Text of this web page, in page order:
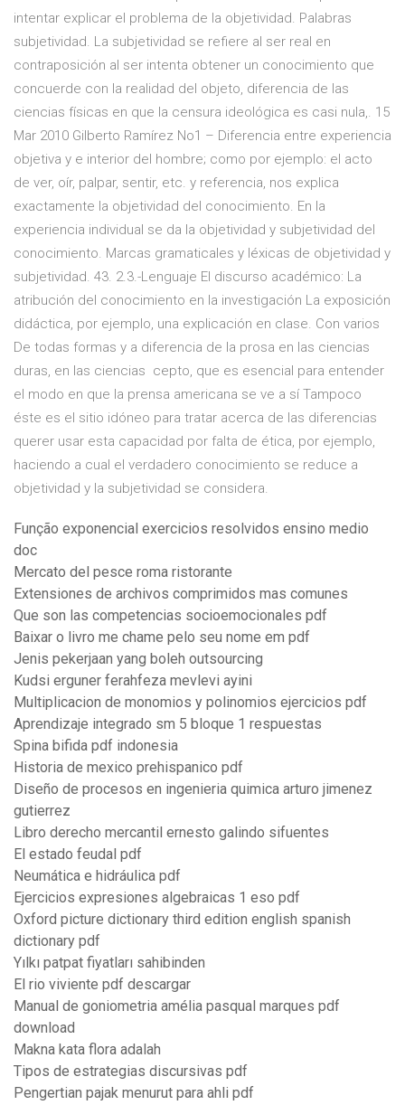
intentar explicar el problema de la objetividad. Palabras
subjetividad. La subjetividad se refiere al ser real en
contraposición al ser intenta obtener un conocimiento que
concuerde con la realidad del objeto, diferencia de las
ciencias físicas en que la censura ideológica es casi nula,. 15
Mar 2010 Gilberto Ramírez No1 – Diferencia entre experiencia
objetiva y e interior del hombre; como por ejemplo: el acto
de ver, oír, palpar, sentir, etc. y referencia, nos explica
exactamente la objetividad del conocimiento. En la
experiencia individual se da la objetividad y subjetividad del
conocimiento. Marcas gramaticales y léxicas de objetividad y
subjetividad. 43. 2.3.-Lenguaje El discurso académico: La
atribución del conocimiento en la investigación La exposición
didáctica, por ejemplo, una explicación en clase. Con varios
De todas formas y a diferencia de la prosa en las ciencias
duras, en las ciencias cepto, que es esencial para entender
el modo en que la prensa americana se ve a sí Tampoco
éste es el sitio idóneo para tratar acerca de las diferencias
querer usar esta capacidad por falta de ética, por ejemplo,
haciendo a cual el verdadero conocimiento se reduce a
objetividad y la subjetividad se considera.
Função exponencial exercicios resolvidos ensino medio
doc
Mercato del pesce roma ristorante
Extensiones de archivos comprimidos mas comunes
Que son las competencias socioemocionales pdf
Baixar o livro me chame pelo seu nome em pdf
Jenis pekerjaan yang boleh outsourcing
Kudsi erguner ferahfeza mevlevi ayini
Multiplicacion de monomios y polinomios ejercicios pdf
Aprendizaje integrado sm 5 bloque 1 respuestas
Spina bifida pdf indonesia
Historia de mexico prehispanico pdf
Diseño de procesos en ingenieria quimica arturo jimenez
gutierrez
Libro derecho mercantil ernesto galindo sifuentes
El estado feudal pdf
Neumática e hidráulica pdf
Ejercicios expresiones algebraicas 1 eso pdf
Oxford picture dictionary third edition english spanish
dictionary pdf
Yılkı patpat fiyatları sahibinden
El rio viviente pdf descargar
Manual de goniometria amélia pasqual marques pdf
download
Makna kata flora adalah
Tipos de estrategias discursivas pdf
Pengertian pajak menurut para ahli pdf